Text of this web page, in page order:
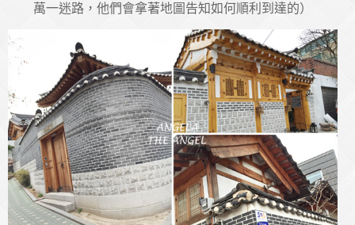
萬一迷路，他們會拿著地圖告知如何順利到達的）